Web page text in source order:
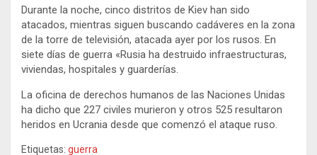
Durante la noche, cinco distritos de Kiev han sido
atacados, mientras siguen buscando cadáveres en la zona
de la torre de televisión, atacada ayer por los rusos. En
siete días de guerra «Rusia ha destruido infraestructuras,
viviendas, hospitales y guarderías.
La oficina de derechos humanos de las Naciones Unidas
ha dicho que 227 civiles murieron y otros 525 resultaron
heridos en Ucrania desde que comenzó el ataque ruso.
Etiquetas: guerra